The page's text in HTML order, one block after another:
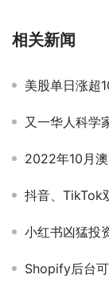
相关新闻
美股单日涨超10%
又一华人科学
2022年10月
抖音、TikTok双双
小红书凶猛投
Shopify后台